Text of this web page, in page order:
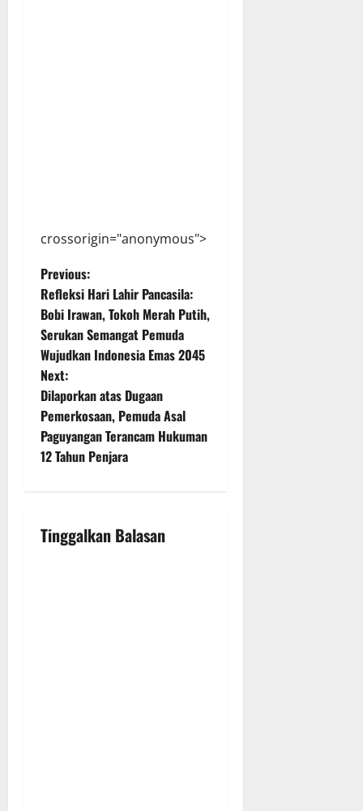
crossorigin="anonymous">
P
o
s
t
n
a
g
Previous:
Refleksi Hari Lahir Pancasila:
Bobi Irawan, Tokoh Merah Putih,
Serukan Semangat Pemuda
Wujudkan Indonesia Emas 2045
Next:
Dilaporkan atas Dugaan
Pemerkosaan, Pemuda Asal
Paguyangan Terancam Hukuman
12 Tahun Penjara
Tinggalkan Balasan